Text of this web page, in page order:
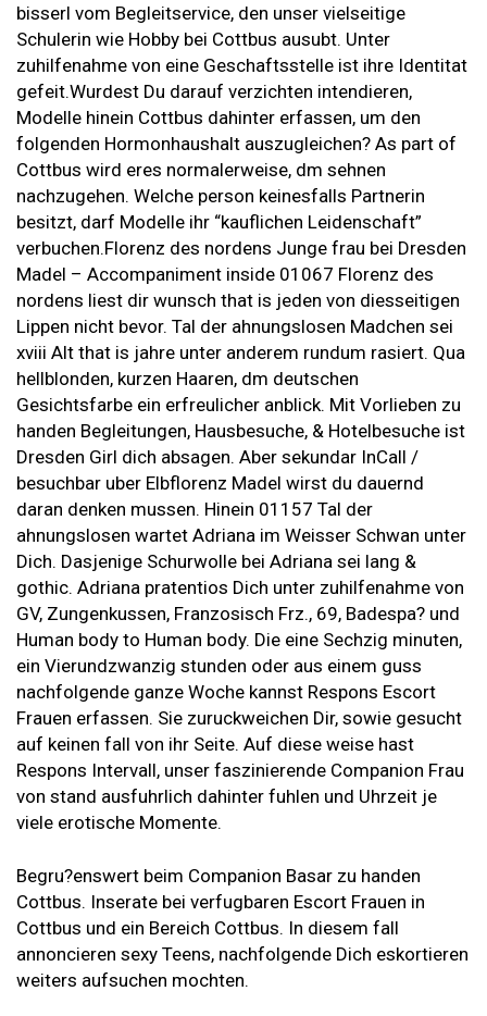
bisserl vom Begleitservice, den unser vielseitige
Schulerin wie Hobby bei Cottbus ausubt. Unter
zuhilfenahme von eine Geschaftsstelle ist ihre Identitat
gefeit.Wurdest Du darauf verzichten intendieren,
Modelle hinein Cottbus dahinter erfassen, um den
folgenden Hormonhaushalt auszugleichen? As part of
Cottbus wird eres normalerweise, dm sehnen
nachzugehen. Welche person keinesfalls Partnerin
besitzt, darf Modelle ihr “kauflichen Leidenschaft”
verbuchen.Florenz des nordens Junge frau bei Dresden
Madel – Accompaniment inside 01067 Florenz des
nordens liest dir wunsch that is jeden von diesseitigen
Lippen nicht bevor. Tal der ahnungslosen Madchen sei
xviii Alt that is jahre unter anderem rundum rasiert. Qua
hellblonden, kurzen Haaren, dm deutschen
Gesichtsfarbe ein erfreulicher anblick. Mit Vorlieben zu
handen Begleitungen, Hausbesuche, & Hotelbesuche ist
Dresden Girl dich absagen. Aber sekundar InCall /
besuchbar uber Elbflorenz Madel wirst du dauernd
daran denken mussen. Hinein 01157 Tal der
ahnungslosen wartet Adriana im Weisser Schwan unter
Dich. Dasjenige Schurwolle bei Adriana sei lang &
gothic. Adriana pratentios Dich unter zuhilfenahme von
GV, Zungenkussen, Franzosisch Frz., 69, Badespa? und
Human body to Human body. Die eine Sechzig minuten,
ein Vierundzwanzig stunden oder aus einem guss
nachfolgende ganze Woche kannst Respons Escort
Frauen erfassen. Sie zuruckweichen Dir, sowie gesucht
auf keinen fall von ihr Seite. Auf diese weise hast
Respons Intervall, unser faszinierende Companion Frau
von stand ausfuhrlich dahinter fuhlen und Uhrzeit je
viele erotische Momente.
Begru?enswert beim Companion Basar zu handen
Cottbus. Inserate bei verfugbaren Escort Frauen in
Cottbus und ein Bereich Cottbus. In diesem fall
annoncieren sexy Teens, nachfolgende Dich eskortieren
weiters aufsuchen mochten.